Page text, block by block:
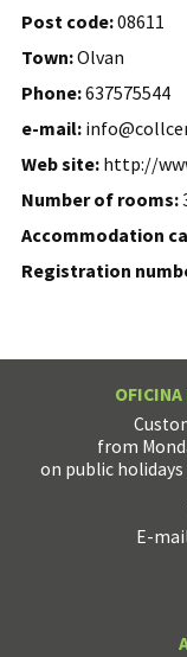
Post code:08611
Town:Olvan
Phone:637575544
e-mail:
Web site: http://
Number of rooms:
Accommodation
Registration
OFICINA
from
on public
E-